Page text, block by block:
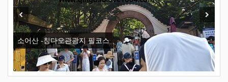
소어산 -칭다오관광지 필코스
Previous Next